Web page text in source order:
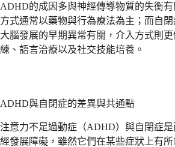
ADHD的成因多與神經傳導物質的失衡
方式通常以藥物與行為療法為主；而自
大腦發展的早期異常有關，介入方式則更
練、語言治療以及社交技能培養。
ADHD與自閉症的差異與共通點
注意力不足過動症（ADHD）與自閉症
經發展障礙，雖然它們在某些症狀上有